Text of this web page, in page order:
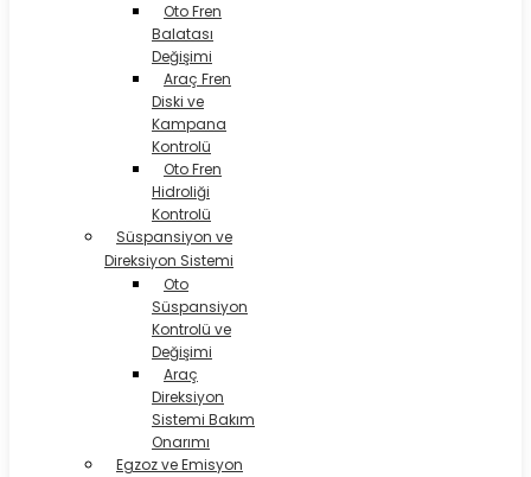
Oto Fren
Balatası
Değişimi
Araç Fren
Diski ve
Kampana
Kontrolü
Oto Fren
Hidroliği
Kontrolü
Süspansiyon ve
Direksiyon Sistemi
Oto
Süspansiyon
Kontrolü ve
Değişimi
Araç
Direksiyon
Sistemi Bakım
Onarımı
Egzoz ve Emisyon